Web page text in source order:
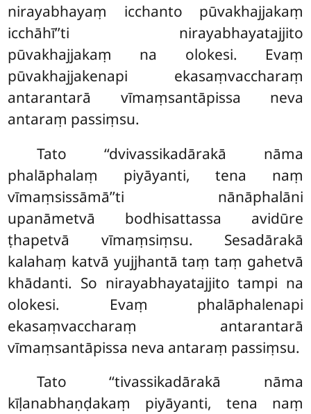
nirayabhayaṃ icchanto pūvakhajjakaṃ
icchāhī’’ti nirayabhayatajjito
pūvakhajjakaṃ na olokesi. Evaṃ
pūvakhajjakenapi ekasaṃvaccharaṃ
antarantarā vīmaṃsantāpissa neva
antaraṃ passiṃsu.
Tato ‘‘dvivassikadārakā nāma
phalāphalaṃ piyāyanti, tena naṃ
vīmaṃsissāmā’’ti nānāphalāni
upanāmetvā bodhisattassa avidūre
ṭhapetvā vīmaṃsiṃsu. Sesadārakā
kalahaṃ katvā yujjhantā taṃ taṃ gahetvā
khādanti. So nirayabhayatajjito tampi na
olokesi. Evaṃ phalāphalenapi
ekasaṃvaccharaṃ antarantarā
vīmaṃsantāpissa neva antaraṃ passiṃsu.
Tato ‘‘tivassikadārakā nāma
kīḷanabhaṇḍakaṃ piyāyanti, tena naṃ